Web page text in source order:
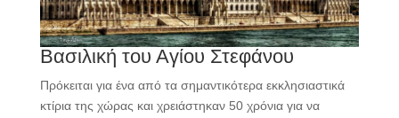
Βασιλική του Αγίου Στεφάνου
Πρόκειται για ένα από τα σημαντικότερα εκκλησιαστικά
κτίρια της χώρας και χρειάστηκαν 50 χρόνια για να